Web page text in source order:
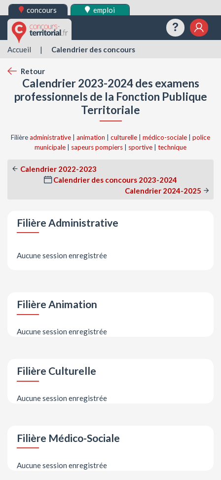
concours emploi
Accueil | Calendrier des concours
Retour
Calendrier 2023-2024 des examens
professionnels de la Fonction Publique
Territoriale
Filièreadministrative animation culturelle médico-sociale
police
municipale
sapeurs pompiers sportive technique
Calendrier 2022-2023
Calendrier des concours 2023-2024
Calendrier 2024-2025
Filière Administrative
Aucune session enregistrée
Filière Animation
Aucune session enregistrée
Filière Culturelle
Aucune session enregistrée
Filière Médico-Sociale
Aucune session enregistrée